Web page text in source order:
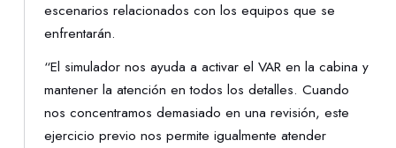
escenarios relacionados con los equipos que se
enfrentarán.
“El simulador nos ayuda a activar el VAR en la cabina y
mantener la atención en todos los detalles. Cuando
nos concentramos demasiado en una revisión, este
ejercicio previo nos permite igualmente atender